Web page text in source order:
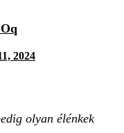
2024
olyan élénkek